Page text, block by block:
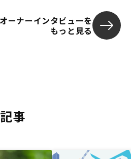
オーナーインタビューを
もっと見る
事